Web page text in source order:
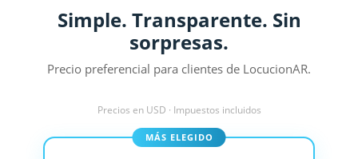
Simple. Transparente. Sin
sorpresas.
Precio preferencial para clientes de LocucionAR.
Precios en USD · Impuestos incluidos
MÁS ELEGIDO